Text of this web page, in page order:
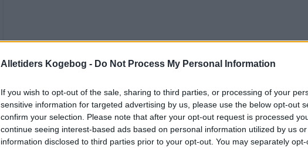
Alletiders Kogebog - Do Not Process My Personal Information
If you wish to opt-out of the sale, sharing to third parties, or processing of your
sensitive information for targeted advertising by us, please use the below opt-out
confirm your selection. Please note that after your opt-out request is processed
continue seeing interest-based ads based on personal information utilized by us
information disclosed to third parties prior to your opt-out. You may separately